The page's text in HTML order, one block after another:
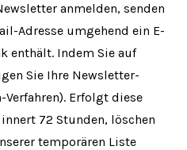
anmelden, senden
Adresse umgehend ein E-
enthält. Indem Sie auf
Sie Ihre Newsletter-
Erfolgt diese
72 Stunden, löschen
temporären Liste